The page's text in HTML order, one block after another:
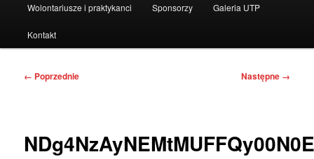
Wolontariusze i praktykanci Sponsorzy Galeria UTP
Kontakt
Nawigacja
← Poprzednie Następne →